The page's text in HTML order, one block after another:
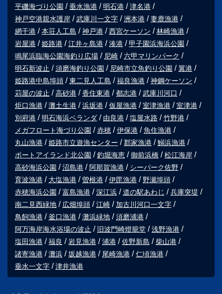
平磯海づり公園
垂水漁港 明石港
津名港
神戸空港親水護岸
武庫川一文字 洲本港
妻鹿漁港
網干港
本荘人工島 神戸港 西宮ケーソン
林崎漁港
岩屋港
姫路港 江井ヶ島港 湊港
甲子園浜海浜公園
鳴尾浜臨海公園海釣り広場
尼崎
六甲マリンパーク
明石新波止
須磨海釣り公園 尼崎市立魚釣り公園
翼港
姫路港中島埠頭
東二見人工島 福良漁港
神鋼ケーソン
苅屋の波止
高砂港 香住東港 都志港
武庫川河口
炬口漁港
灘土生港 浜坂港 仮屋漁港 室津漁港
室津港
別府港
明石海浜ベランダ 由良港 塩屋水路
竹野港
メガフロート海づり公園
赤穂 伊保港
魚住漁港
丸山漁港
姫路市立遊漁センター 郡家漁港
鰯浜漁港
ポートアイランド北公園
釣堀海恵 御前浜橋
松江海岸
高砂海浜公園
沼島港 阿那賀漁港
シーパーク佐野
育波漁港
大塩漁港 曽根港 伊毘漁港
野瀬埠頭
赤穂海浜公園
富島漁港 深江浜 道の駅あわじ
兵庫突堤
南二見西緑地
広畑埠頭 江崎
加古川河口一文字
鳥飼漁港
釜口漁港 灘浜緑地
須磨浦港
阿万海岸海水浴場の波止
旧波門崎燈籠堂
浅野漁港
塩田漁港
福良 岩見漁港 浦港 佐野新島
柴山港
諸寄漁港
灘浜 坂越漁港 尾崎漁港
仁頃漁港
垂水一文字
津井漁港